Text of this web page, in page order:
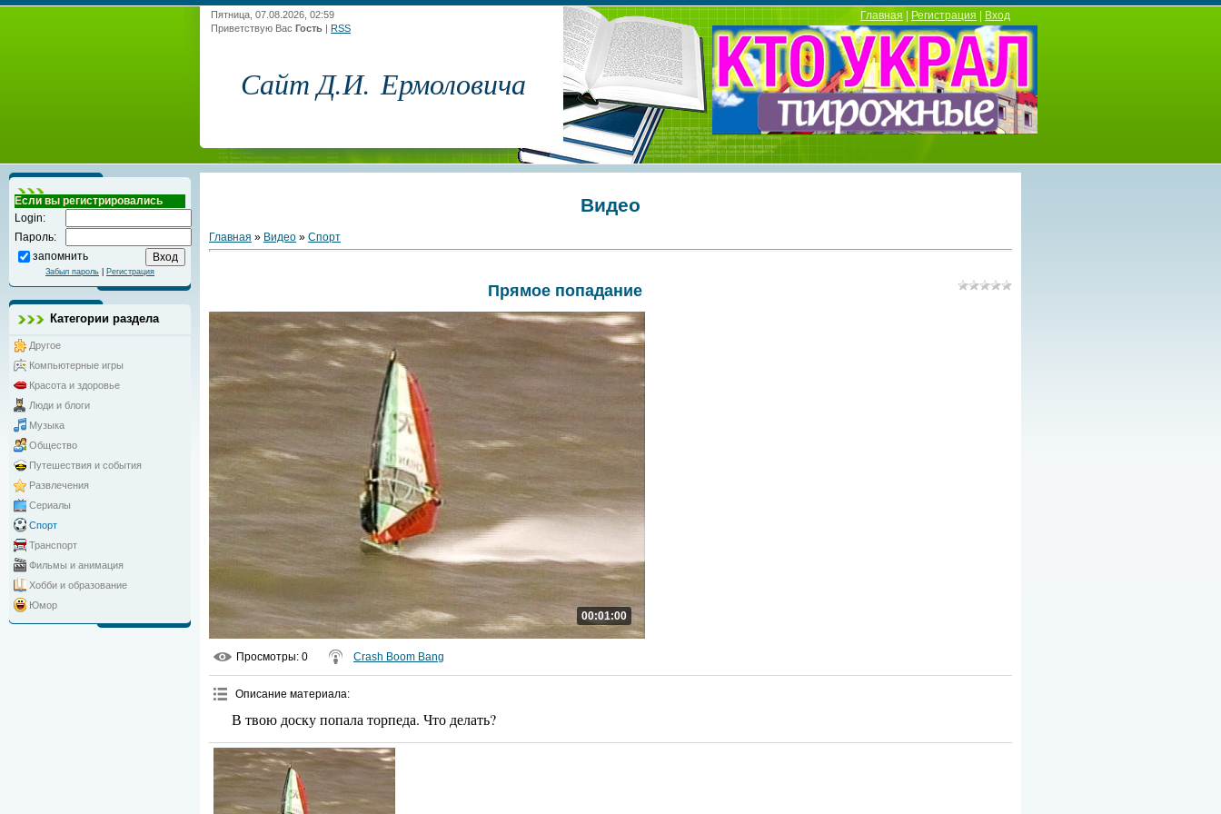
Пятница, 07.08.2026, 02:59
Приветствую Вас Гость | RSS
Сайт Д.И. Ермоловича
Главная Регистрация Вход
Если вы регистрировались
Login:
Пароль:
запомнить
Забыл пароль Регистрация
Категории раздела
Другое
Компьютерные игры
Красота и здоровье
Люди и блоги
Музыка
Общество
Путешествия и события
Развлечения
Сериалы
Спорт
Транспорт
Фильмы и анимация
Хобби и образование
Юмор
Видео
Главная » Видео » Спорт
Прямое попадание
00:01:00
Просмотры: 0 Crash Boom Bang
Описание материала:
В твою доску попала торпеда. Что делать?